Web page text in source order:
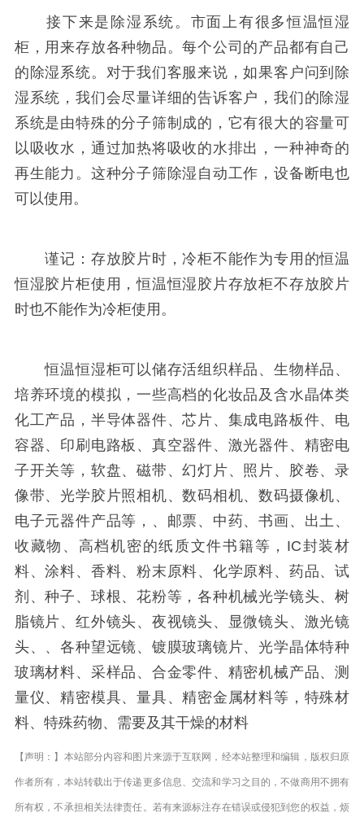
接下来是除湿系统。市面上有很多恒温恒湿
柜，用来存放各种物品。每个公司的产品都有自己
的除湿系统。对于我们客服来说，如果客户问到除
湿系统，我们会尽量详细的告诉客户，我们的除湿
系统是由特殊的分子筛制成的，它有很大的容量可
以吸收水，通过加热将吸收的水排出，一种神奇的
再生能力。这种分子筛除湿自动工作，设备断电也
可以使用。
谨记：存放胶片时，冷柜不能作为专用的恒温
恒湿胶片柜使用，恒温恒湿胶片存放柜不存放胶片
时也不能作为冷柜使用。
恒温恒湿柜可以储存活组织样品、生物样品、
培养环境的模拟，一些高档的化妆品及含水晶体类
化工产品，半导体器件、芯片、集成电路板件、电
容器、印刷电路板、真空器件、激光器件、精密电
子开关等，软盘、磁带、幻灯片、照片、胶卷、录
像带、光学胶片照相机、数码相机、数码摄像机、
电子元器件产品等，、邮票、中药、书画、出土、
收藏物、高档机密的纸质文件书籍等，IC封装材
料、涂料、香料、粉末原料、化学原料、药品、试
剂、种子、球根、花粉等，各种机械光学镜头、树
脂镜片、红外镜头、夜视镜头、显微镜头、激光镜
头、、各种望远镜、镀膜玻璃镜片、光学晶体特种
玻璃材料、采样品、合金零件、精密机械产品、测
量仪、精密模具、量具、精密金属材料等，特殊材
料、特殊药物、需要及其干燥的材料
【声明：】本站部分内容和图片来源于互联网，经本站整理和编辑，版权归原
作者所有，本站转载出于传递更多信息、交流和学习之目的，不做商用不拥有
所有权，不承担相关法律责任。若有来源标注存在错误或侵犯到您的权益，烦